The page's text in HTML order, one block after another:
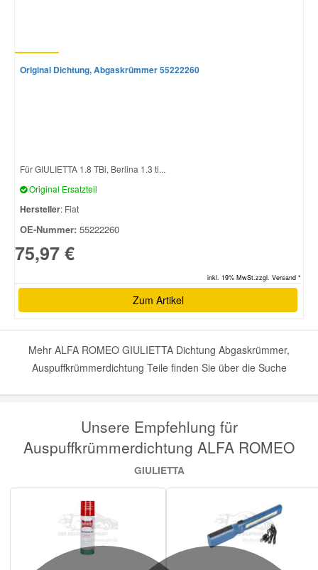
Original Dichtung, Abgaskrümmer 55222260
Für GIULIETTA 1.8 TBi, Berlina 1.3 ti...
Original Ersatzteil
Hersteller: Fiat
OE-Nummer: 55222260
75,97 €
inkl. 19% MwSt.zzgl. Versand *
Zum Artikel
Mehr ALFA ROMEO GIULIETTA Dichtung Abgaskrümmer,
Auspuffkrümmerdichtung Teile finden Sie über die Suche
Unsere Empfehlung für
Auspuffkrümmerdichtung ALFA ROMEO
GIULIETTA